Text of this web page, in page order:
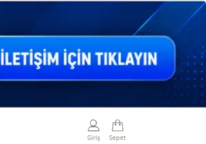
Giriş Sepet